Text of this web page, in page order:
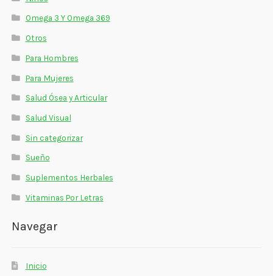
Omega 3 Y Omega 369
Otros
Para Hombres
Para Mujeres
Salud Ósea y Articular
Salud Visual
Sin categorizar
Sueño
Suplementos Herbales
Vitaminas Por Letras
Navegar
Inicio